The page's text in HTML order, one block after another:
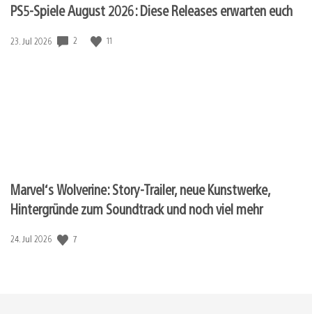
PS5-Spiele August 2026: Diese Releases erwarten euch
Veröffentlichungsdatum:
23. Jul 2026 2 11
Marvel‘s Wolverine: Story-Trailer, neue Kunstwerke,
Hintergründe zum Soundtrack und noch viel mehr
Veröffentlichungsdatum:
24. Jul 2026 7